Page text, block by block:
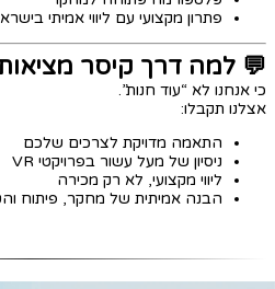
פתרון מקצועי עם ליווי אמיתי
💬 למה דרך קיסר
כי אנחנו לא “עוד חנות”.
אצלנו תקבלו:
התאמה מדויקת לצרכים שלכם
ניסיון של מעל עשור בפרויקטי VR
ליווי מקצועי, לא רק מכירה
הבנה אמיתית של מחקר, פיתוח